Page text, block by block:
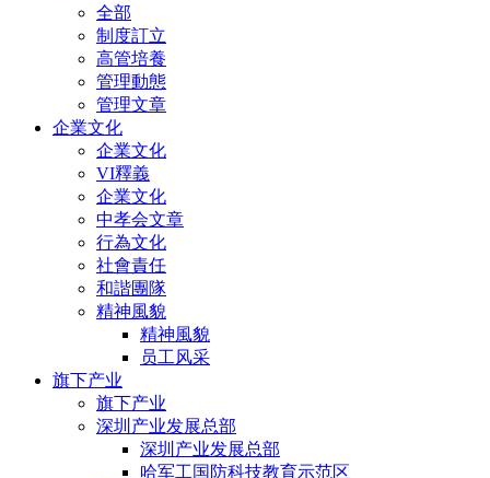
全部
制度訂立
高管培養
管理動態
管理文章
企業文化
企業文化
VI釋義
企業文化
中孝会文章
行為文化
社會責任
和諧團隊
精神風貌
精神風貌
员工风采
旗下产业
旗下产业
深圳产业发展总部
深圳产业发展总部
哈军工国防科技教育示范区